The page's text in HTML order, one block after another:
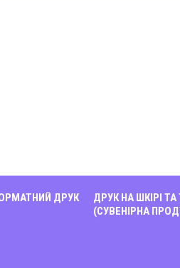
ДРУК
ДРУК НА ШКІРІ ТА
(СУВЕНІРНА